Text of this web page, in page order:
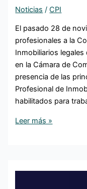
Noticias /CPI
El pasado 28 de
profesionales a la
Inmobiliarios
en la Cámara de
presencia de las
Profesional de
habilitados para
Leer más »